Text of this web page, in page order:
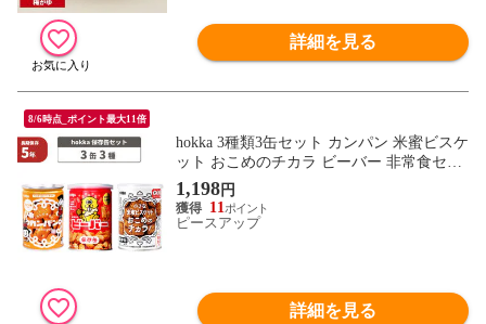
詳細を見る
8/6時点_ポイント最大11倍
hokka 3種類3缶セット カンパン 米蜜ビスケ
ット おこめのチカラ ビーバー 非常食セッ
ト 5年保存 備蓄 保存缶 缶詰 防災グッズ 地
震 災害 避難 防災食 お菓子 缶入り 食糧 お
かし こども 子ども お試し 北陸製菓
1,198円
11
ピースアップ
詳細を見る